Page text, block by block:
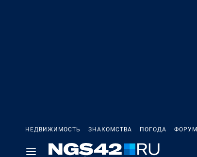
НЕДВИЖИМОСТЬ ЗНАКОМСТВА ПОГОДА ФОРУМ